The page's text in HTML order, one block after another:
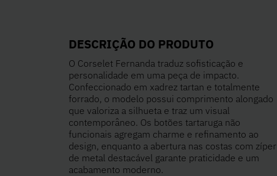
DESCRIÇÃO DO PRODUTO
O Corselet Fernanda traduz sofisticação e
personalidade em uma peça de impacto.
Confeccionado em xadrez tartan e totalmente
forrado, o modelo possui comprimento alongado
que valoriza a silhueta e traz um visual
contemporâneo. Os botões tartaruga não
funcionais agregam charme e refinamento ao
design, enquanto a abertura nas costas com zíper
de metal destacável garante praticidade e um
acabamento moderno.